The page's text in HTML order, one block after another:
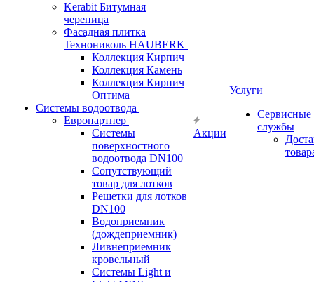
Kerabit Битумная
черепица
Фасадная плитка
Технониколь HAUBERK
Кол​лекция Кирпич
Кол​лекция Камень
Коллекция Кирпич
Оптима
Системы водоотвода
Европартнер
Системы
поверхностного
водоотвода DN100
Сопутствующий
товар для лотков
Решетки для лотков
DN100
Водоприемник
(дождеприемник)
Ливнеприемник
кровельный
Системы Light и
Акции
Услуги
Сервисные
службы